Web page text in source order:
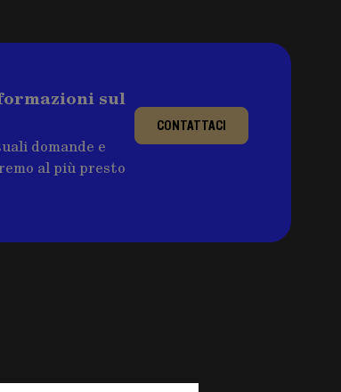
sul
domande e
al più presto
CONTATTACI